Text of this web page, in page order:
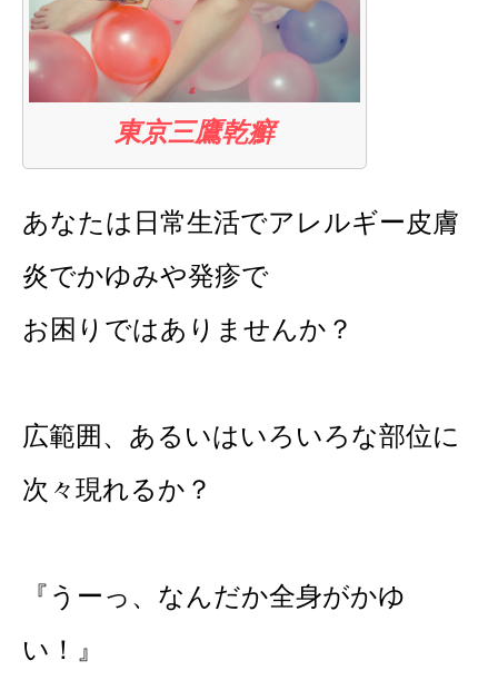
東京三鷹乾癬
あなたは日常生活でアレルギー皮膚
炎でかゆみや発疹で
お困りではありませんか？
広範囲、あるいはいろいろな部位に
次々現れるか？
『うーっ、なんだか全身がかゆ
い！』